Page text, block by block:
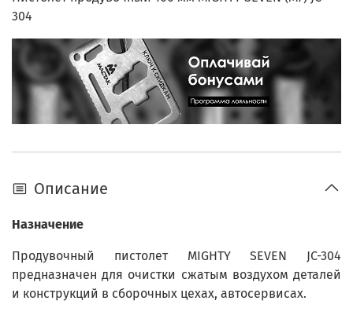
304
Описание
Назначение
Продувочный пистолет MIGHTY SEVEN JC-304
предназначен для очистки сжатым воздухом деталей
и конструкций в сборочных цехах, автосервисах.